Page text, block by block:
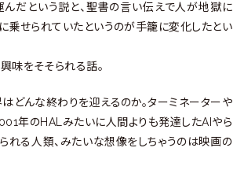
だという説と、聖書の言い伝えで人が地獄に
乗せられていたというのが手籠に変化したとい
味をそそられる話。
どんな終わりを迎えるのか。ターミネーターや
年のHALみたいに人間よりも発達したAIやら
れる人類、みたいな想像をしちゃうのは映画の